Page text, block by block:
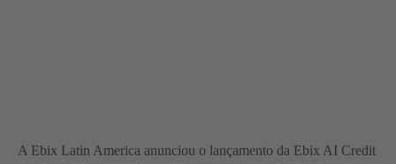
A Ebix Latin America anunciou o lançamento da Ebix AI Credit